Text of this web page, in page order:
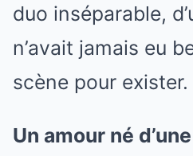
duo inséparable,
n’avait jamais eu
scène pour exister.
Un amour né